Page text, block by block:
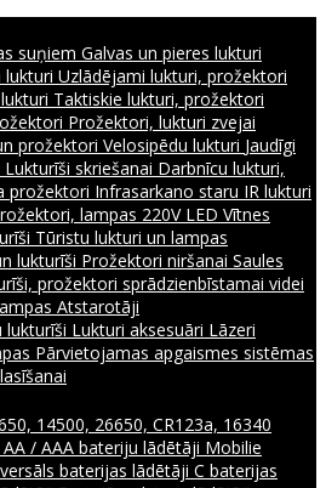
suņiem Galvas un pieres lukturi
lukturi Uzlādējami lukturi, prožektori
Taktiskie lukturi, prožektori
Prožektori, lukturi zvejai
prožektori Velosipēdu lukturi Jaudīgi
Lukturīši skriešanai Darbnīcu lukturi,
prožektori Infrasarkano staru IR lukturi
lampas 220V LED Vītnes
Tūristu lukturi un lampas
lukturīši Prožektori niršanai Saules
prožektori sprādzienbīstamai videi
Atstarotāji
lukturīši Lukturi aksesuāri Lāzeri
Pārvietojamas apgaismes sistēmas
14500, 26650, CR123a, 16340
AA / AAA bateriju lādētāji Mobilie
baterijas lādētāji C baterijas